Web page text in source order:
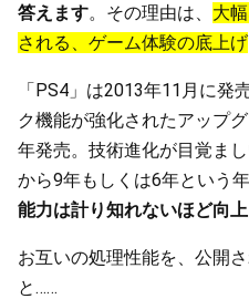
答えます。その理由は、 大
される、ゲーム体験の底上げ
「PS4」は2013年11月に発
ク機能が強化されたアップ
年発売。技術進化が目覚ま
から9年もしくは6年という年
能力は計り知れないほど向上
お互いの処理性能を、公開
と……